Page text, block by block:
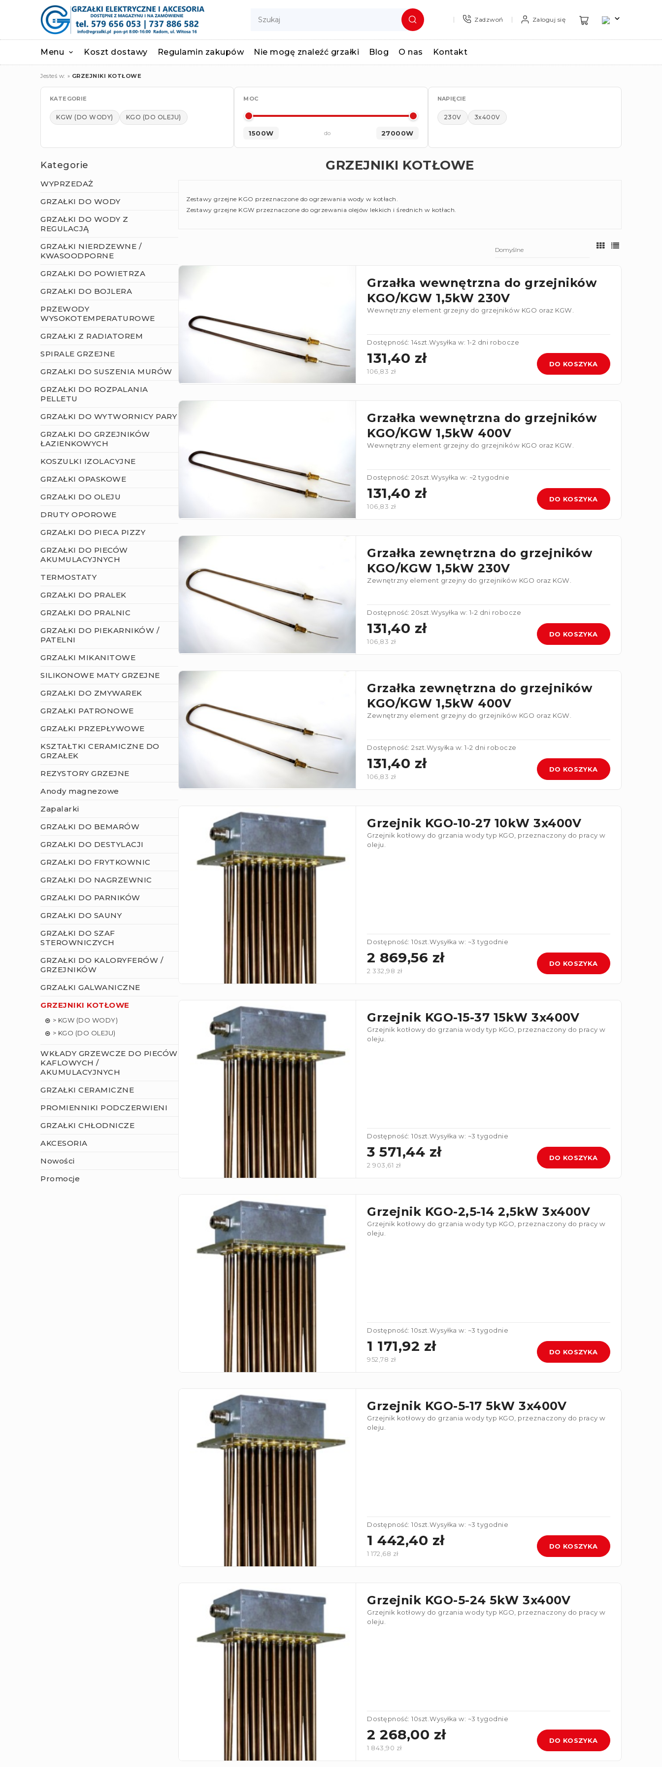
Zadzwoń Zaloguj się
Menu Koszt dostawy Regulamin zakupów Nie mogę znaleźć grzałki Blog O nas Kontakt
Jesteś w: » GRZEJNIKI KOTŁOWE
KATEGORIE
KGW (DO WODY) KGO (DO OLEJU)
MOC
1500W do 27000W
NAPIĘCIE
230V 3x400V
Kategorie
WYPRZEDAŻ
GRZAŁKI DO WODY
GRZAŁKI DO WODY Z
REGULACJĄ
GRZAŁKI NIERDZEWNE /
KWASOODPORNE
GRZAŁKI DO POWIETRZA
GRZAŁKI DO BOJLERA
PRZEWODY
WYSOKOTEMPERATUROWE
GRZAŁKI Z RADIATOREM
SPIRALE GRZEJNE
GRZAŁKI DO SUSZENIA MURÓW
GRZAŁKI DO ROZPALANIA
PELLETU
GRZAŁKI DO WYTWORNICY PARY
GRZAŁKI DO GRZEJNIKÓW
ŁAZIENKOWYCH
KOSZULKI IZOLACYJNE
GRZAŁKI OPASKOWE
GRZAŁKI DO OLEJU
DRUTY OPOROWE
GRZAŁKI DO PIECA PIZZY
GRZAŁKI DO PIECÓW
AKUMULACYJNYCH
TERMOSTATY
GRZAŁKI DO PRALEK
GRZAŁKI DO PRALNIC
GRZAŁKI DO PIEKARNIKÓW /
PATELNI
GRZAŁKI MIKANITOWE
SILIKONOWE MATY GRZEJNE
GRZAŁKI DO ZMYWAREK
GRZAŁKI PATRONOWE
GRZAŁKI PRZEPŁYWOWE
KSZTAŁTKI CERAMICZNE DO
GRZAŁEK
REZYSTORY GRZEJNE
Anody magnezowe
Zapalarki
GRZAŁKI DO BEMARÓW
GRZAŁKI DO DESTYLACJI
GRZAŁKI DO FRYTKOWNIC
GRZAŁKI DO NAGRZEWNIC
GRZAŁKI DO PARNIKÓW
GRZAŁKI DO SAUNY
GRZAŁKI DO SZAF
STEROWNICZYCH
GRZAŁKI DO KALORYFERÓW /
GRZEJNIKÓW
GRZAŁKI GALWANICZNE
GRZEJNIKI KOTŁOWE
> KGW (DO WODY)
> KGO (DO OLEJU)
WKŁADY GRZEWCZE DO PIECÓW
KAFLOWYCH /
AKUMULACYJNYCH
GRZAŁKI CERAMICZNE
PROMIENNIKI PODCZERWIENI
GRZAŁKI CHŁODNICZE
AKCESORIA
Nowości
Promocje
GRZEJNIKI KOTŁOWE
Zestawy grzejne KGO przeznaczone do ogrzewania wody w kotłach.
Zestawy grzejne KGW przeznaczone do ogrzewania olejów lekkich i średnich w kotłach.
Grzałka wewnętrzna do grzejników
KGO/KGW 1,5kW 230V
Wewnętrzny element grzejny do grzejników KGO oraz KGW.
Dostępność: 14szt.Wysyłka w: 1-2 dni robocze
131,40 zł
106,83 zł
DO KOSZYKA
Grzałka wewnętrzna do grzejników
KGO/KGW 1,5kW 400V
Wewnętrzny element grzejny do grzejników KGO oraz KGW.
Dostępność: 20szt.Wysyłka w: ~2 tygodnie
131,40 zł
106,83 zł
DO KOSZYKA
Grzałka zewnętrzna do grzejników
KGO/KGW 1,5kW 230V
Zewnętrzny element grzejny do grzejników KGO oraz KGW.
Dostępność: 20szt.Wysyłka w: 1-2 dni robocze
131,40 zł
106,83 zł
DO KOSZYKA
Grzałka zewnętrzna do grzejników
KGO/KGW 1,5kW 400V
Zewnętrzny element grzejny do grzejników KGO oraz KGW.
Dostępność: 2szt. Wysyłka w: 1-2 dni robocze
131,40 zł
106,83 zł
DO KOSZYKA
Grzejnik KGO-10-27 10kW 3x400V
Grzejnik kotłowy do grzania wody typ KGO, przeznaczony do pracy w
oleju.
Dostępność: 10szt.Wysyłka w: ~3 tygodnie
2 869,56 zł
2 332,98 zł
DO KOSZYKA
Grzejnik KGO-15-37 15kW 3x400V
Grzejnik kotłowy do grzania wody typ KGO, przeznaczony do pracy w
oleju.
Dostępność: 10szt.Wysyłka w: ~3 tygodnie
3 571,44 zł
2 903,61 zł
DO KOSZYKA
Grzejnik KGO-2,5-14 2,5kW 3x400V
Grzejnik kotłowy do grzania wody typ KGO, przeznaczony do pracy w
oleju.
Dostępność: 10szt.Wysyłka w: ~3 tygodnie
1 171,92 zł
952,78 zł
DO KOSZYKA
Grzejnik KGO-5-17 5kW 3x400V
Grzejnik kotłowy do grzania wody typ KGO, przeznaczony do pracy w
oleju.
Dostępność: 10szt.Wysyłka w: ~3 tygodnie
1 442,40 zł
1 172,68 zł
DO KOSZYKA
Grzejnik KGO-5-24 5kW 3x400V
Grzejnik kotłowy do grzania wody typ KGO, przeznaczony do pracy w
oleju.
Dostępność: 10szt.Wysyłka w: ~3 tygodnie
2 268,00 zł
1 843,90 zł
DO KOSZYKA